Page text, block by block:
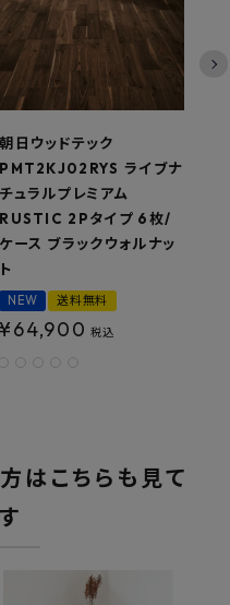
朝日ウッドテック
PMT2KJ02RYS ライブナ
チュラルプレミアム
RUSTIC 2Pタイプ 6枚/
ケース ブラックウォルナッ
ト
NEW 送料無料
¥64,900 税込
はこちらも見て